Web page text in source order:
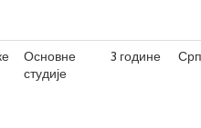
Основне
студије
3 године